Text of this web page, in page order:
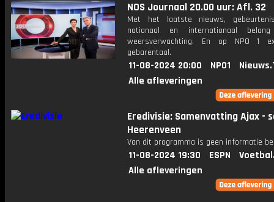
NOS Journaal 20.00 uur: Afl. 32
Met het laatste nieuws,
nationaal en internationaal
weersverwachting. En op NPO 1
gebarentaal.
11-08-2024 20:00 NPO1
Alle afleveringen
Eredivisie: Samenvatting Ajax -
Heerenveen
Van dit programma is geen informatie
11-08-2024 19:30 ESPN
Alle afleveringen